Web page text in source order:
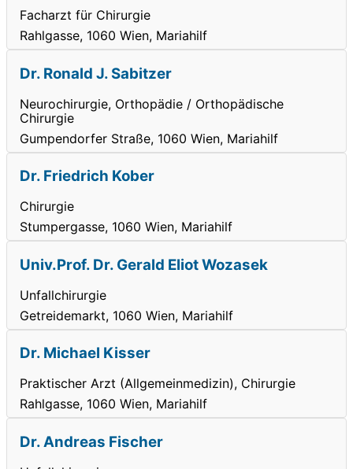
Facharzt für Chirurgie
Rahlgasse, 1060 Wien, Mariahilf
Dr. Ronald J. Sabitzer
Neurochirurgie, Orthopädie / Orthopädische
Chirurgie
Gumpendorfer Straße, 1060 Wien, Mariahilf
Dr. Friedrich Kober
Chirurgie
Stumpergasse, 1060 Wien, Mariahilf
Univ.Prof. Dr. Gerald Eliot Wozasek
Unfallchirurgie
Getreidemarkt, 1060 Wien, Mariahilf
Dr. Michael Kisser
Praktischer Arzt (Allgemeinmedizin), Chirurgie
Rahlgasse, 1060 Wien, Mariahilf
Dr. Andreas Fischer